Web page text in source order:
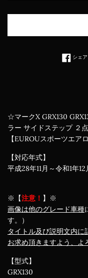
シェア
☆マークX GRX130
ラー サイドステップ ２
【EUROUスポーツエア
【対応年式】
平成28年11月～令和1年
※【注意！ 】※
画像は他のグレード車種
す。）
タイトル及び説明文内に
お求め頂きますよう、よ
【型式】
GRX130